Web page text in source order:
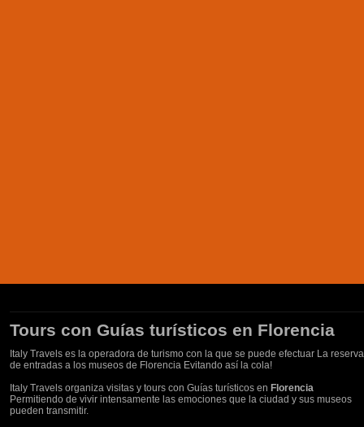
Tours con Guías turísticos en Florencia
Italy Travels es la operadora de turismo con la que se puede efectuar La reserva
de entradas a los museos de Florencia Evitando así la cola!
Italy Travels organiza visitas y tours con Guías turísticos en Florencia
Permitiendo de vivir intensamente las emociones que la ciudad y sus museos
pueden transmitir.